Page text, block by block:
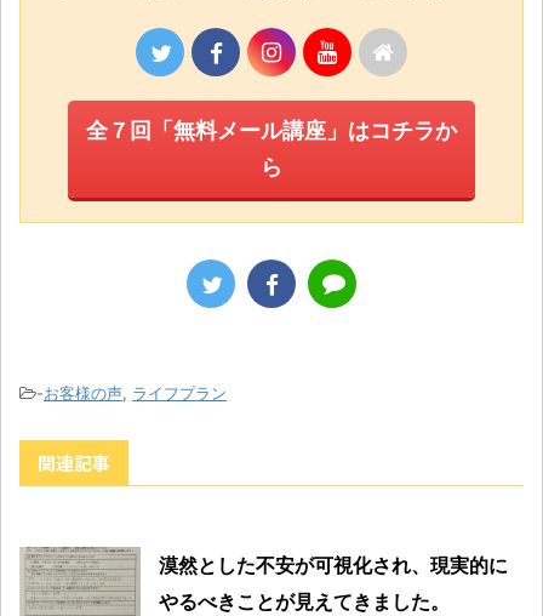
全７回「無料メール講座」はコチラか
ら
-お客様の声, ライフプラン
関連記事
漠然とした不安が可視化され、現実的に
やるべきことが見えてきました。